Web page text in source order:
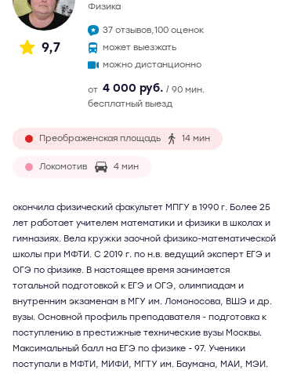
9,7
физика
37 отзывов,100 оценок
может выезжать
можно дистанционно
от 4 000 руб. / 90 мин.
бесплатный выезд
Преображенская площадь 14 мин
Локомотив 4 мин
окончила физический факультет МПГУ в 1990 г. Более 25
лет работает учителем математики и физики в школах и
гимназиях. Вела кружки заочной физико-математической
школы при МФТИ. С 2019 г. по н.в. ведущий эксперт ЕГЭ и
ОГЭ по физике. В настоящее время занимается
тотальной подготовкой к ЕГЭ и ОГЭ, олимпиадам и
внутренним экзаменам в МГУ им. Ломоносова, ВШЭ и др.
вузы. Основной профиль преподавателя - подготовка к
поступлению в престижные технические вузы Москвы.
Максимальный балл на ЕГЭ по физике - 97. Ученики
поступали в МФТИ, МИФИ, МГТУ им. Баумана, МАИ, МЭИ.